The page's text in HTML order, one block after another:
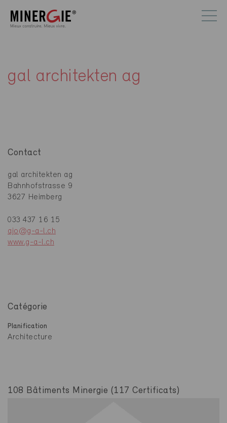
gal architekten ag
Contact
gal architekten ag
Bahnhofstrasse 9
3627 Heimberg
033 437 16 15
ajo@g-a-l.ch
www.g-a-l.ch
Catégorie
Planification
Architecture
108 Bâtiments Minergie (117 Certificats)